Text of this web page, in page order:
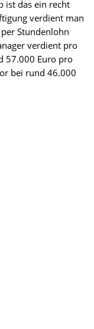
ist das ein recht
verdient man
Stundenlohn
verdient pro
57.000 Euro pro
bei rund 46.000